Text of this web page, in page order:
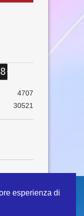
esperienza di
4707
30521